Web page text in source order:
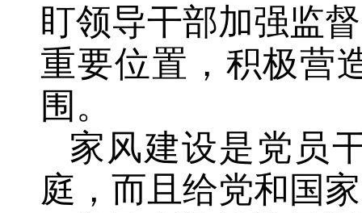
盯领导干部加强监
重要位置，积极营
围。
家风建设是党员
庭，而且给党和国